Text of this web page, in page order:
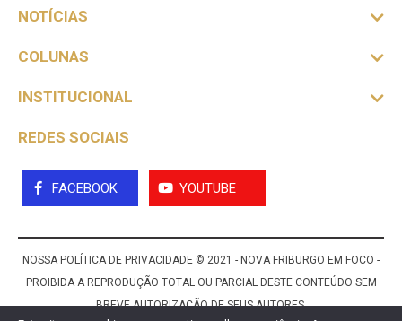
NOTÍCIAS
COLUNAS
INSTITUCIONAL
REDES SOCIAIS
FACEBOOK YOUTUBE
NOSSA POLÍTICA DE PRIVACIDADE © 2021 - NOVA FRIBURGO EM FOCO -
PROIBIDA A REPRODUÇÃO TOTAL OU PARCIAL DESTE CONTEÚDO SEM
BREVE AUTORIZAÇÃO DE SEUS AUTORES.